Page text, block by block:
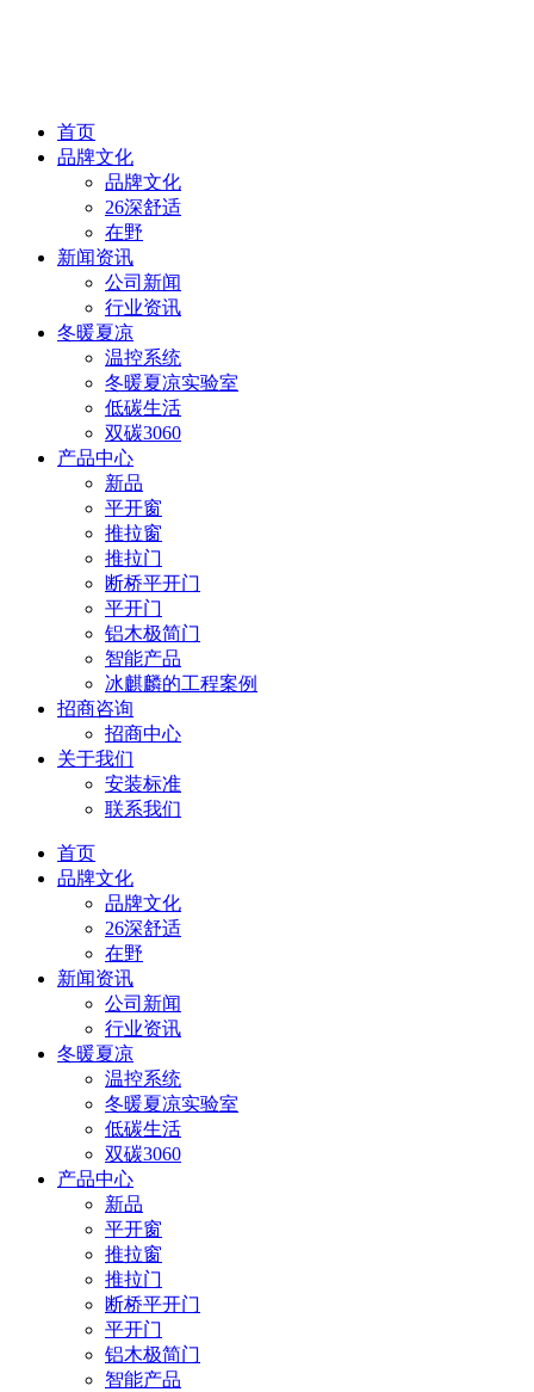
首页
品牌文化
品牌文化
26深舒适
在野
新闻资讯
公司新闻
行业资讯
冬暖夏凉
温控系统
冬暖夏凉实验室
低碳生活
双碳3060
产品中心
新品
平开窗
推拉窗
推拉门
断桥平开门
平开门
铝木极简门
智能产品
冰麒麟的工程案例
招商咨询
招商中心
关于我们
安装标准
联系我们
首页
品牌文化
品牌文化
26深舒适
在野
新闻资讯
公司新闻
行业资讯
冬暖夏凉
温控系统
冬暖夏凉实验室
低碳生活
双碳3060
产品中心
新品
平开窗
推拉窗
推拉门
断桥平开门
平开门
铝木极简门
智能产品